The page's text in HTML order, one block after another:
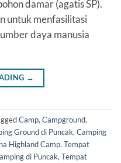
damar (agatis SP).
untuk menfasilitasi
daya manusia
→
Camp, Campground,
Ground di Puncak, Camping
Highland Camp, Tempat
di Puncak, Tempat